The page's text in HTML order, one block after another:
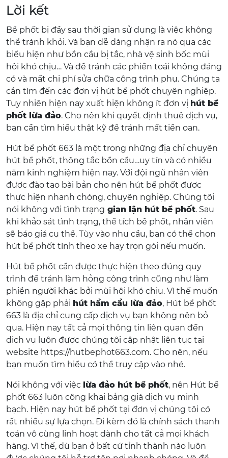
Lời kết
Bể phốt bị đầy sau thời gian sử dụng là việc không
thể tránh khỏi. Và bạn dễ dàng nhận ra nó qua các
biểu hiện như bồn cầu bị tắc, nhà vệ sinh bốc mùi
hôi khó chịu… Và để tránh các phiền toái không đáng
có và mất chi phí sửa chữa công trình phụ. Chúng ta
cần tìm đến các đơn vị hút bể phốt chuyên nghiệp.
Tuy nhiên hiện nay xuất hiện không ít đơn vị hút bể
phốt lừa đảo. Cho nên khi quyết định thuê dịch vụ,
bạn cần tìm hiểu thật kỹ để tránh mất tiền oan.
Hút bể phốt 663 là một trong những địa chỉ chuyên
hút bể phốt, thông tắc bồn cầu…uy tín và có nhiều
năm kinh nghiệm hiện nay. Với đội ngũ nhân viên
được đào tạo bài bản cho nên hút bể phốt được
thực hiện nhanh chóng, chuyên nghiệp. Chúng tôi
nói không với tình trạng gian lận hút bể phốt. Sau
khi khảo sát tình trạng, thể tích bể phốt, nhân viên
sẽ báo giá cụ thể. Tùy vào nhu cầu, bạn có thể chọn
hút bể phốt tính theo xe hay trọn gói nếu muốn.
Hút bể phốt cần được thực hiện theo đúng quy
trình để tránh làm hỏng công trình cũng như làm
phiền người khác bởi mùi hôi khó chịu. Vì thế muốn
không gặp phải hút hầm cầu lừa đảo, Hút bể phốt
663 là địa chỉ cung cấp dịch vụ bạn không nên bỏ
qua. Hiện nay tất cả mọi thông tin liên quan đến
dịch vụ luôn được chúng tôi cập nhật liên tục tại
website https://hutbephot663.com. Cho nên, nếu
bạn muốn tìm hiểu có thể truy cập vào nhé.
Nói không với việc lừa đảo hút bể phốt, nên Hút bể
phốt 663 luôn công khai bảng giá dịch vụ minh
bạch. Hiện nay hút bể phốt tại đơn vị chúng tôi có
rất nhiều sự lựa chọn. Đi kèm đó là chính sách thanh
toán vô cùng linh hoạt dành cho tất cả mọi khách
hàng. Vì thế, dù bạn ở bất cứ tỉnh thành nào luôn